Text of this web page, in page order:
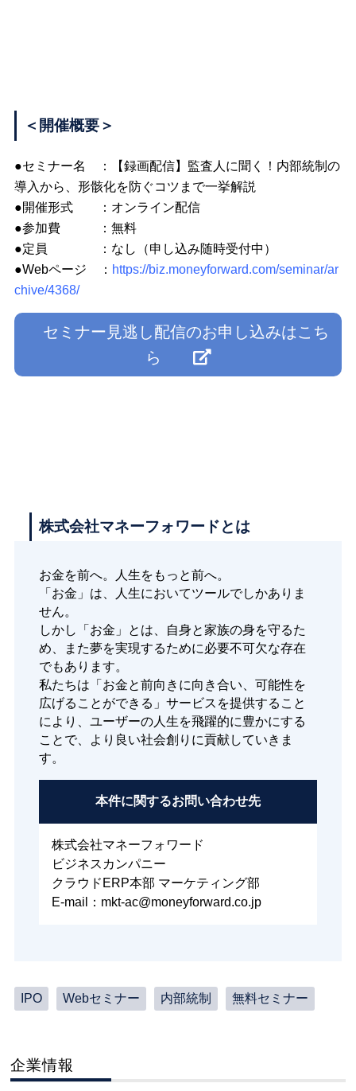
＜開催概要＞
●セミナー名 ：【録画配信】監査人に聞く！内部統制の
導入から、形骸化を防ぐコツまで一挙解説
●開催形式 ：オンライン配信
●参加費 ：無料
●定員 ：なし（申し込み随時受付中）
●Webページ ： https://biz.moneyforward.com/seminar/ar
chive/4368/
セミナー見逃し配信のお申し込みはこち
ら
株式会社マネーフォワードとは
お金を前へ。人生をもっと前へ。
「お金」は、人生においてツールでしかありま
せん。
しかし「お金」とは、自身と家族の身を守るた
め、また夢を実現するために必要不可欠な存在
でもあります。
私たちは「お金と前向きに向き合い、可能性を
広げることができる」サービスを提供すること
により、ユーザーの人生を飛躍的に豊かにする
ことで、より良い社会創りに貢献していきま
す。
本件に関するお問い合わせ先
株式会社マネーフォワード
ビジネスカンパニー
クラウドERP本部 マーケティング部
E-mail：mkt-ac@moneyforward.co.jp
IPO Webセミナー 内部統制 無料セミナー
企業情報